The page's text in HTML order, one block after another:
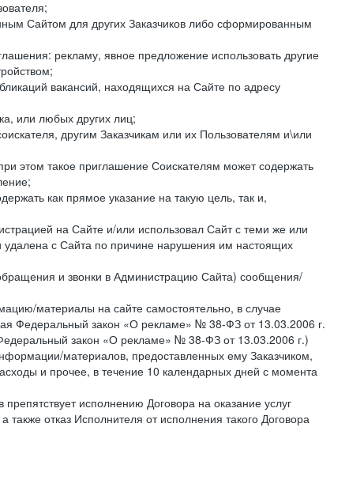
Сайтом для других Заказчиков либо сформированным
рекламу, явное предложение использовать другие
вакансий, находящихся на Сайте по адресу
или любых других лиц;
другим Заказчикам или их Пользователям и\или
этом такое приглашение Соискателям может содержать
как прямое указание на такую цель, так и,
на Сайте и/или использовал Сайт с теми же или
с Сайта по причине нарушения им настоящих
и звонки в Администрацию Сайта) сообщения/
материалы на сайте самостоятельно, в случае
Федеральный закон «О рекламе» № 38-ФЗ от 13.03.2006 г.
закон «О рекламе» № 38-ФЗ от 13.03.2006 г.)
материалов, предоставленных ему Заказчиком,
и прочее, в течение 10 календарных дней с момента
исполнению Договора на оказание услуг
отказ Исполнителя от исполнения такого Договора